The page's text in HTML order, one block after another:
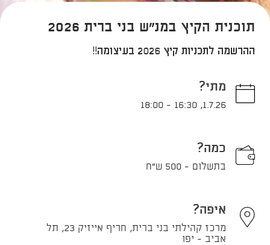
תוכנית הקיץ במנ"ש בני ברית 2026
ההרשמה לתכניות קיץ 2026 בעיצומה!!
מתי?
1.7.26
,
16:30
-
18:00
כמה?
בתשלום - 500 ש"ח
איפה?
מרכז קהילתי בני ברית, חריף אייזיק 23, תל
אביב - יפו